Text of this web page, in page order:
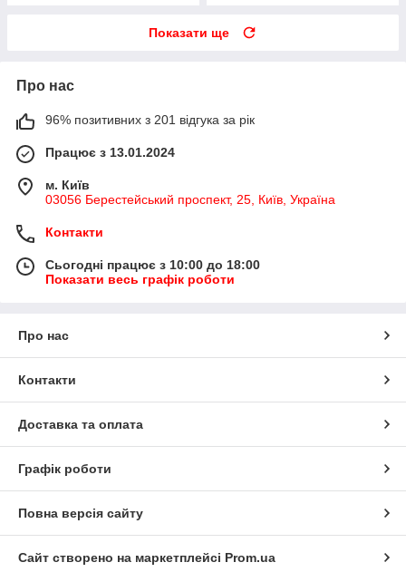
Показати ще
Про нас
96% позитивних з 201 відгука за рік
Працює з 13.01.2024
м. Київ
03056 Берестейський проспект, 25, Київ, Україна
Контакти
Сьогодні працює з 10:00 до 18:00
Показати весь графік роботи
Про нас
Контакти
Доставка та оплата
Графік роботи
Повна версія сайту
Сайт створено на маркетплейсі Prom.ua